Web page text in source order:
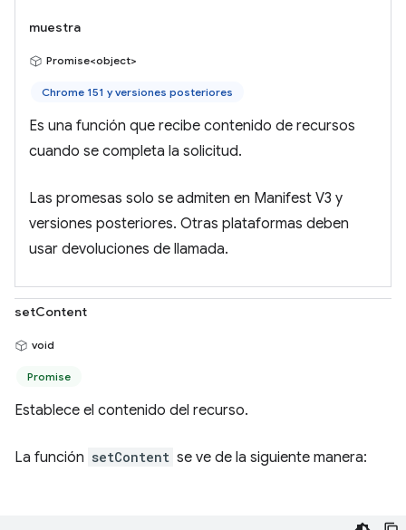
muestra
Promise<object>
Chrome 151 y versiones posteriores
Es una función que recibe contenido de recursos
cuando se completa la solicitud.
Las promesas solo se admiten en Manifest V3 y
versiones posteriores. Otras plataformas deben
usar devoluciones de llamada.
setContent
void
Promise
Establece el contenido del recurso.
La función setContent se ve de la siguiente manera: